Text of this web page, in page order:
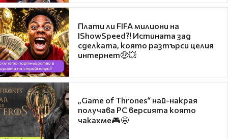
Плати ли FIFA милиони на
IShowSpeed?! Истината зад
сделката, която разтърси целия
интернет🤑💥
„Game of Thrones“ най-накрая
получава PC версията която
чакахме🎮🤩